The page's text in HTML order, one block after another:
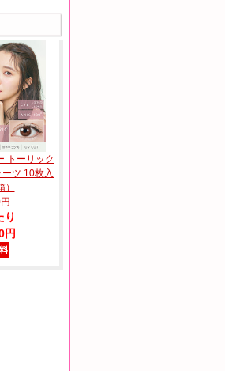
トーリック
ツ 10枚入
り
円